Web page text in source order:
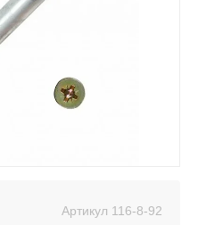
Артикул 116-8-92